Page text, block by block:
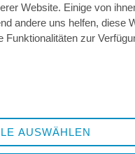
Website. Einige von
andere uns helfen, diese
zur
AUSWÄHLEN